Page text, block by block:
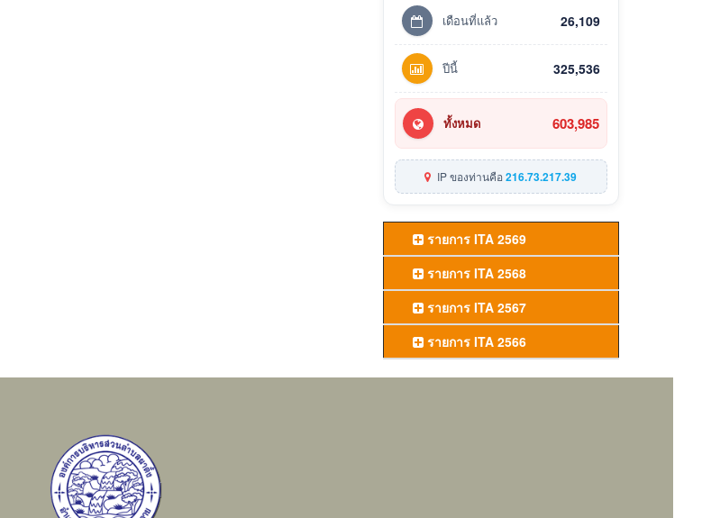
เดือนที่แล้ว 26,109
ปีนี้ 325,536
ทั้งหมด 603,985
IP ของท่านคือ216.73.217.39
รายการ ITA 2569
รายการ ITA 2568
รายการ ITA 2567
รายการ ITA 2566